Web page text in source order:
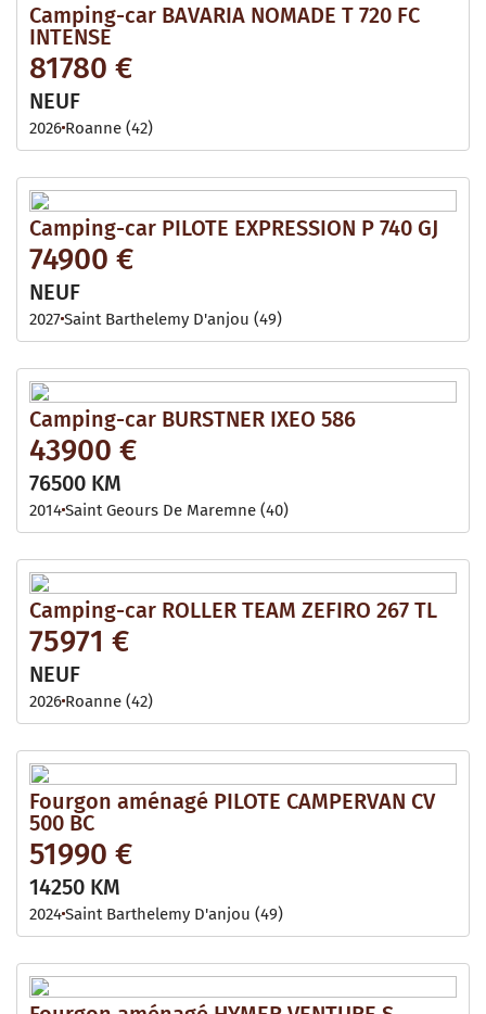
Camping-car BAVARIA NOMADE T 720 FC
INTENSE
81780 €
NEUF
2026 Roanne (42)
Camping-car PILOTE EXPRESSION P 740 GJ
74900 €
NEUF
2027Saint Barthelemy D'anjou (49)
Camping-car BURSTNER IXEO 586
43900 €
76500 KM
2014Saint Geours De Maremne (40)
Camping-car ROLLER TEAM ZEFIRO 267 TL
75971 €
NEUF
2026 Roanne (42)
Fourgon aménagé PILOTE CAMPERVAN CV
500 BC
51990 €
14250 KM
2024Saint Barthelemy D'anjou (49)